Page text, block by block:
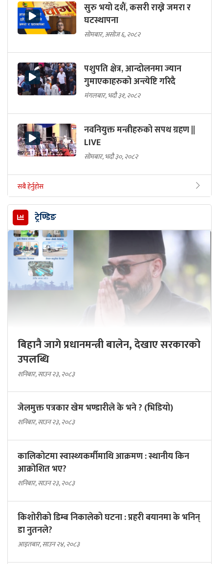
सुरु भयो दशैं, कसरी राख्ने जमरा र
घटस्थापना
सोमबार, असोज ६, २०८२
पशुपति क्षेत्र, आन्दोलनमा ज्यान
गुमाएकाहरुको अन्त्येष्टि गरिदै
मंगलबार, भदौ ३१, २०८२
नवनियुक्त मन्त्रीहरुको सपथ ग्रहण ||
LIVE
सोमबार, भदौ ३०, २०८२
सबै हेर्नुहोस
ट्रेण्डिङ
बिहानै जागे प्रधानमन्त्री बालेन, देखाए सरकारकाे
उपलब्धि
शनिबार, साउन २३, २०८३
जेलमुक्त पत्रकार खेम भण्डारीले के भने ? (भिडियो)
शनिबार, साउन २३, २०८३
कालिकोटमा स्वास्थ्यकर्मीमाथि आक्रमण : स्थानीय किन
आक्रोशित भए?
शनिबार, साउन २३, २०८३
किशोरीको डिम्ब निकालेको घटना : प्रहरी बयानमा के भनिन्
डा नुतनले?
आइतबार, साउन २४, २०८३